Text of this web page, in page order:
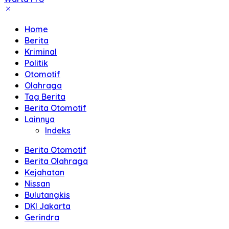
Akurat
Terpercaya
Home
Berita
Kriminal
Politik
Otomotif
Olahraga
Tag Berita
Berita Otomotif
Lainnya
Indeks
Berita Otomotif
Berita Olahraga
Kejahatan
Nissan
Bulutangkis
DKI Jakarta
Gerindra